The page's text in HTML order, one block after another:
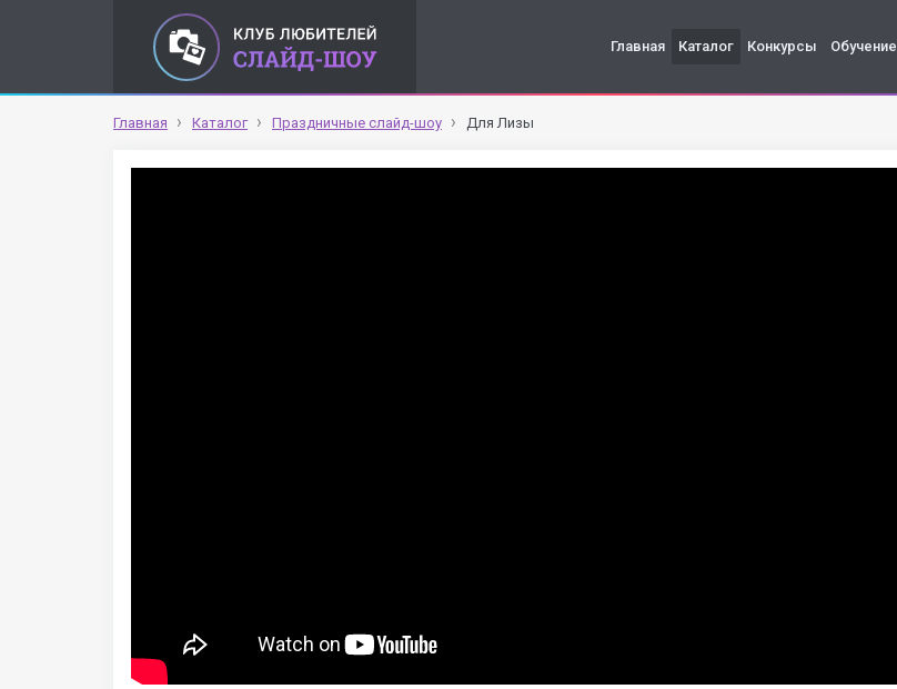
Главная Каталог Конкурсы Обучение
Главная Каталог Праздничные слайд-шоу Для Лизы